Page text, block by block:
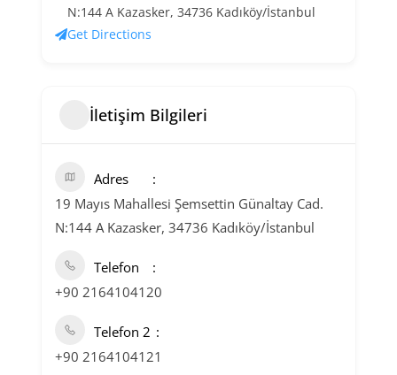
N:144 A Kazasker, 34736 Kadıköy/İstanbul
Get Directions
İletişim Bilgileri
Adres
19 Mayıs Mahallesi Şemsettin Günaltay Cad.
N:144 A Kazasker, 34736 Kadıköy/İstanbul
Telefon
+90 2164104120
Telefon 2
+90 2164104121